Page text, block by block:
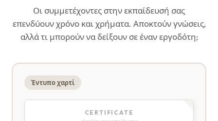
Οι συμμετέχοντες στην εκπαίδευσή σας
επενδύουν χρόνο και χρήματα. Αποκτούν γνώσεις,
αλλά τι μπορούν να δείξουν σε έναν εργοδότη;
Έντυπο χαρτί
CERTIFICATE